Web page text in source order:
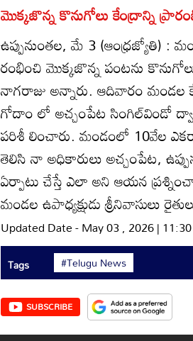
మొక్కజొన్న కొనుగోలు కేంద్రాన్ని
ఉప్పునుంతల, మే 3 (ఆంధ్రజ్యోతి) :
రంభించి మొక్కజొన్న పంటను
నాగరాజు అన్నారు. ఆదివారం
గోదాం లో అచ్చంపేట సింగిల్‌విండో
పరిశీ లించారు. మండంలో 10వేల
తెలిసి నా అధికారులు అచ్చంపేట,
ఏర్పాటు చేస్తే ఎలా అని ఆయన
మండల ఉపాధ్యక్షుడు శ్రీనివాసులు
Updated Date - May 03 , 2026 |
Tags #Telugu News
SUBSCRIBE